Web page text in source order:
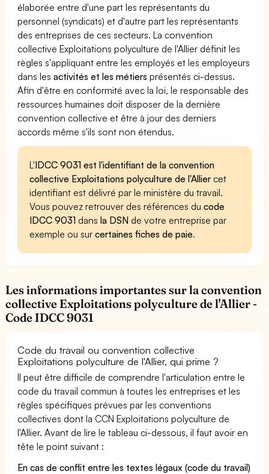
élaborée entre d'une part les représentants du
personnel (syndicats) et d'autre part les représentants
des entreprises de ces secteurs. La convention
collective Exploitations polyculture de l'Allier définit les
règles s'appliquant entre les employés et les employeurs
dans lesactivités et les métiers présentés ci-dessus.
Afin d'être en conformité avec la loi, le responsable des
ressources humaines doit disposer de la dernière
convention collective et être à jour des derniers
accords même s'ils sont non étendus.
L'IDCC 9031 est l'identifiant de la convention
collective Exploitations polyculture de l'Allier cet
identifiant est délivré par le ministère du travail.
Vous pouvez retrouver des références ducode
IDCC 9031 dansla DSN de votre entreprise par
exemple ou surcertaines fiches de paie.
Les informations importantes sur la convention
collective Exploitations polyculture de l'Allier -
Code IDCC 9031
Code du travail ou convention collective
Exploitations polyculture de l'Allier, qui prime ?
Il peut être difficile de comprendre l'articulation entre le
code du travail commun à toutes les entreprises et les
règles spécifiques prévues par les conventions
collectives dont la CCN Exploitations polyculture de
l'Allier. Avant de lire le tableau ci-dessous, il faut avoir en
tête le point suivant :
En cas de conflit entre les textes légaux (code du travail)